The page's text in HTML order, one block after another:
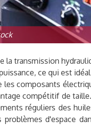
la transmission
ce qui est
composants
compétitif de
réguliers des
d'espace